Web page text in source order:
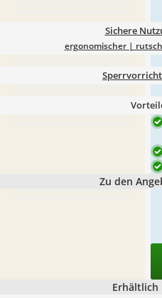
Sichere
ergonomischer |
Zu den
Erhältlich